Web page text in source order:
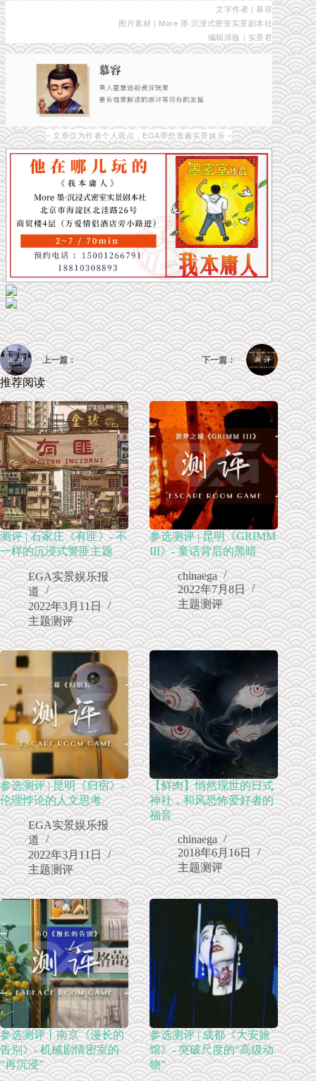
文字作者 | 慕容
图片素材 | More 墨·沉浸式密室实景剧本社
编辑排版 | 实景君
– 文章仅为作者个人观点，EGA带您逛遍实景娱乐 –
上一篇： 下一篇：
推荐阅读
测评 | 石家庄《有匪》- 不
一样的沉浸式警匪主题
EGA实景娱乐报
道
2022年3月11日
主题测评
参选测评 | 昆明《GRIMM
III》- 童话背后的黑暗
chinaega
2022年7月8日
主题测评
参选测评 | 昆明《归宿》-
伦理悖论的人文思考
EGA实景娱乐报
道
2022年3月11日
主题测评
【鲜肉】悄然现世的日式
神社，和风恐怖爱好者的
福音
chinaega
2018年6月16日
主题测评
参选测评丨南京《漫长的
告别》- 机械剧情密室的
“再沉浸”
参选测评 | 成都《大安旅
馆》- 突破尺度的“高级动
物”